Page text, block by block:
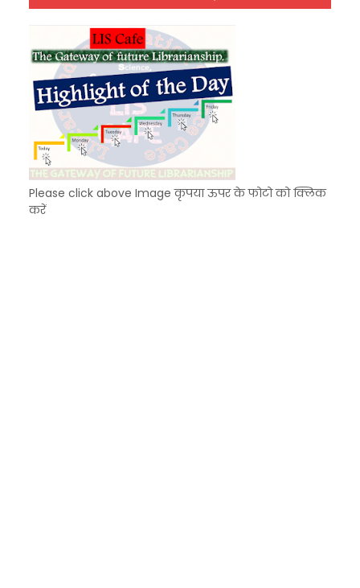
Unknown-Dec 09 2025
KVS Exam-Current Affairs Quiz (SET-7) in Hindi
Unknown-Dec 08 2025
Please click above Image कृपया ऊपर के फोटो को क्लिक
करें